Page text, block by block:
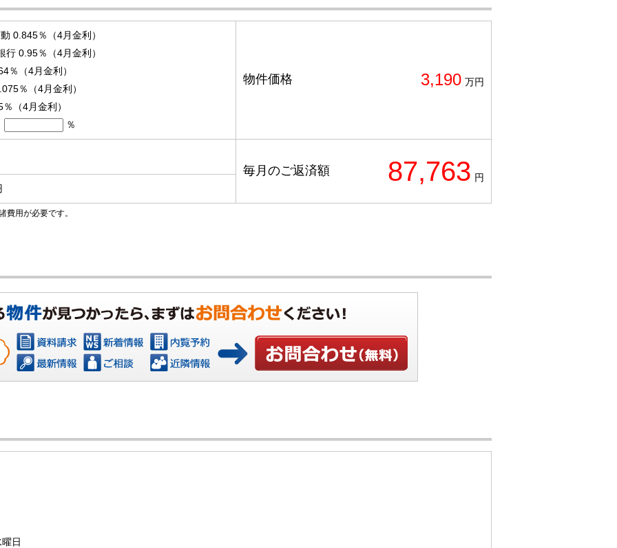
0.845％（4月金利）
行 0.95％（4月金利）
％（4月金利）
％（4月金利）
（4月金利）
％
物件価格 3,190 万円
毎月のご返済額 87,763 円
用が必要です。
日